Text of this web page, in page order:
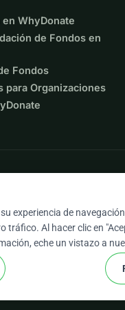
WhyDonate
de Fondos en
Fondos
para Organizaciones
500 reseñas
Configuración de Cookies
experiencia de
tráfico. Al hacer clic en
eche un vistazo a